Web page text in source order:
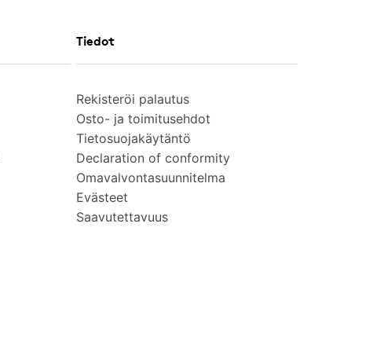
Tiedot
Rekisteröi palautus
Osto- ja toimitusehdot
Tietosuojakäytäntö
Declaration of conformity
Omavalvontasuunnitelma
Evästeet
Saavutettavuus